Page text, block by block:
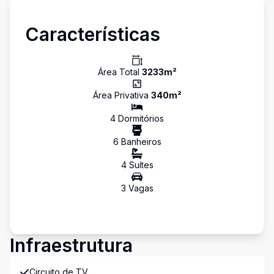
Características
Área Total 3233m²
Área Privativa 340m²
4 Dormitórios
6 Banheiros
4Suítes
3 Vagas
Infraestrutura
Circuito de TV